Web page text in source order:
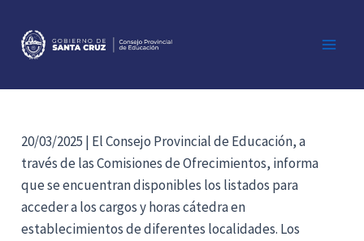
contenido
20/03/2025 | El Consejo Provincial de Educación, a
través de las Comisiones de Ofrecimientos, informa
que se encuentran disponibles los listados para
acceder a los cargos y horas cátedra en
establecimientos de diferentes localidades. Los